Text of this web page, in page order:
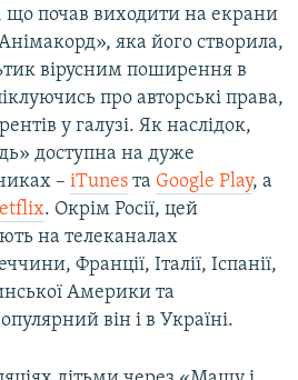
що почав виходити на екрани
яка його створила,
вірусним поширення в
про авторські права,
у галузі. Як наслідок,
доступна на дуже
– iTunes та Google Play, а
. Окрім Росії, цей
на телеканалах
Франції, Італії, Іспанії,
Америки та
він і в Україні.